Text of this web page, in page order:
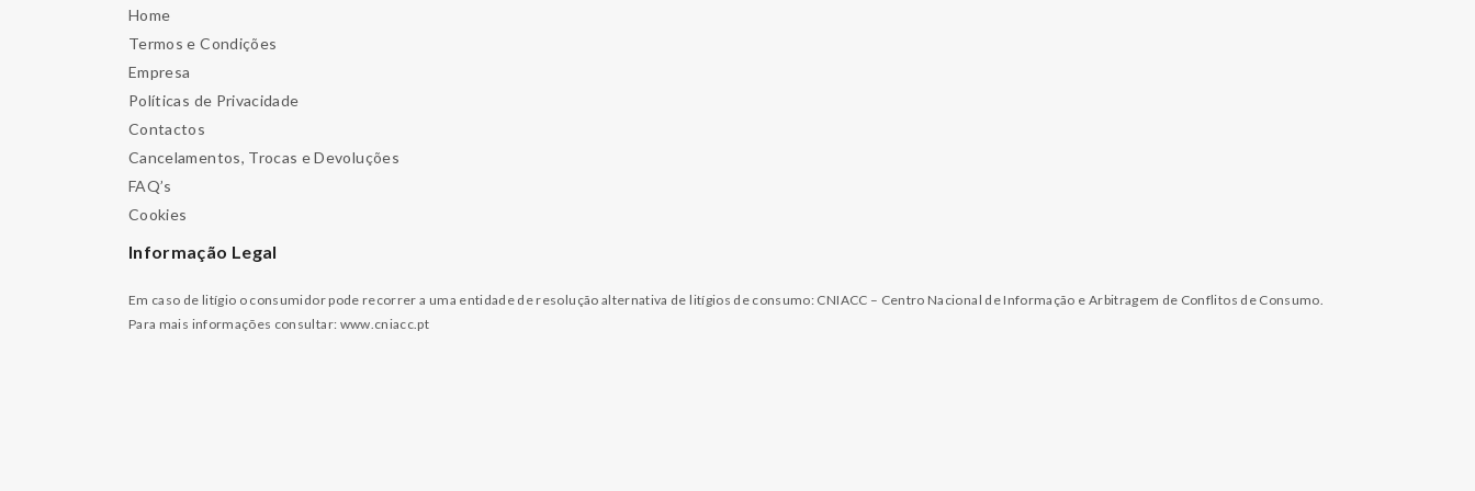
Home
Termos e Condições
Empresa
Políticas de Privacidade
Contactos
Cancelamentos, Trocas e Devoluções
FAQ’s
Cookies
Informação Legal
Em caso de litígio o consumidor pode recorrer a uma entidade de resolução alternativa de litígios de consumo: CNIACC – Centro Nacional de Informação e Arbitragem de Conflitos de Consumo.
Para mais informações consultar: www.cniacc.pt